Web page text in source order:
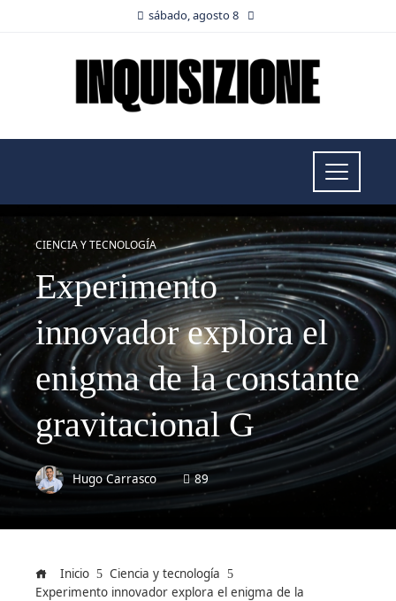
sábado, agosto 8
CIENCIA Y TECNOLOGÍA
Experimento
innovador explora el
enigma de la constante
gravitacional G
Hugo Carrasco 89
Inicio
Ciencia y tecnología
Experimento innovador explora el enigma de la